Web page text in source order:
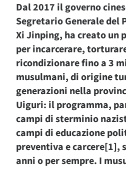
Dal 2017 il governo
Segretario Generale del
Xi Jinping, ha creato un
per incarcerare,
ricondizionare fino a 3
musulmani, di origine
generazioni nella
Uiguri: il programma,
campi di sterminio
campi di educazione
preventiva e carcere[1],
anni o per sempre. I